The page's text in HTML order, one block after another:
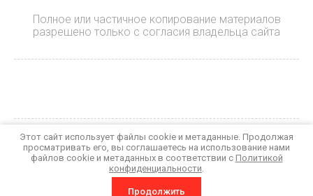
Полное или частичное копирование материалов
разрешено только с согласия владельца сайта
© 2023 БАЙКЕР
Политика конфиденциальности
Megagroup.ru
Этот сайт использует файлы cookie и метаданные. Продолжая
просматривать его, вы соглашаетесь на использование нами
файлов cookie и метаданных в соответствии с Политикой
конфиденциальности.
Продолжить